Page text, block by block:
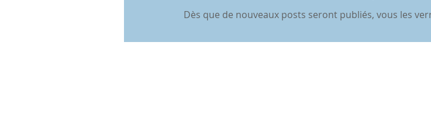
Dès que de nouveaux posts seront publiés, vous les